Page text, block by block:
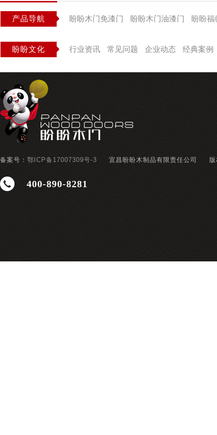
产品导航 盼盼木门免漆门 盼盼木门油漆门 盼盼福
盼盼文化 行业资讯 常见问题 企业动态 经典案例
备案号： 鄂ICP备17007309号-3 宜昌盼盼木制品有限责任公司
400-890-8281